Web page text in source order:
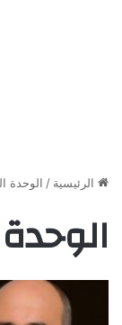
الرئيسية / الوحدة